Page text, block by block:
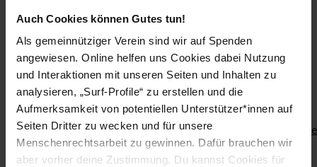
Auch Cookies können Gutes tun!
Als gemeinnütziger Verein sind wir auf Spenden
angewiesen. Online helfen uns Cookies dabei Nutzung
und Interaktionen mit unseren Seiten und Inhalten zu
analysieren, „Surf-Profile“ zu erstellen und die
Aufmerksamkeit von potentiellen Unterstützer*innen auf
Seiten Dritter zu wecken und für unsere
Menschenrechtsarbeit zu gewinnen. Dafür brauchen wir
aber vorher deine Zustimmung. Du kannst Cookies für
mitwirken und ihre informierte Einwilligung geben
Diese E-Mail richtet sich neben der Bundesjustizministerin an
Obleute und Sprecher_innen der Ausschüsse des Deutschen
Bundestages für Justiz, Familie, Gesundheit und
Menschenrechte. Die komplette Empfängerliste finden Sie
hier:https://www.amnesty.de/mitmachen/petition/
kinder-s…